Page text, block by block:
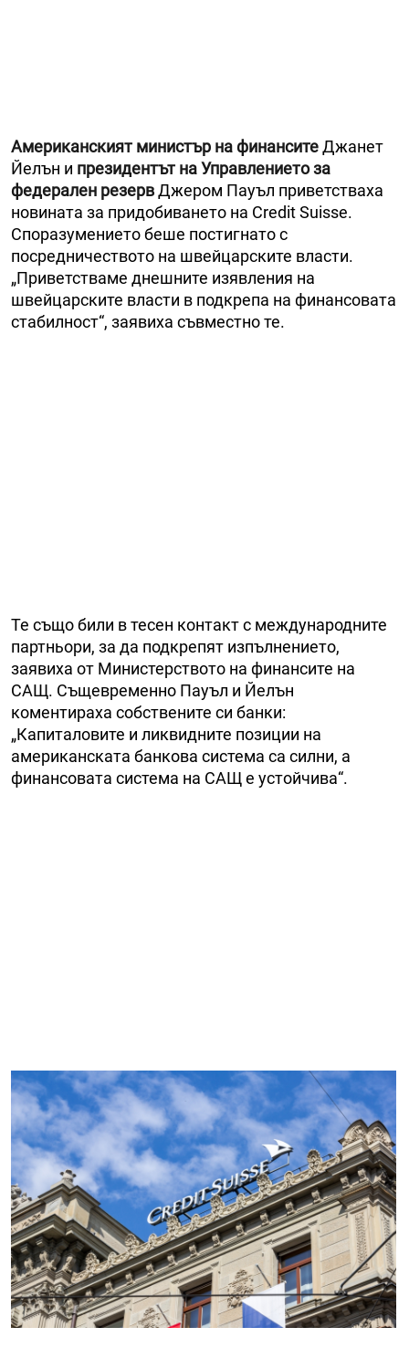
Американският министър на финанситеДжанет
Йелън и президентът на Управлението за
федерален резервДжером Пауъл приветстваха
новината за придобиването на Credit Suisse.
Споразумението беше постигнато с
посредничеството на швейцарските власти.
„Приветстваме днешните изявления на
швейцарските власти в подкрепа на финансовата
стабилност“, заявиха съвместно те.
Те също били в тесен контакт с международните
партньори, за да подкрепят изпълнението,
заявиха от Министерството на финансите на
САЩ. Същевременно Пауъл и Йелън
коментираха собствените си банки:
„Капиталовите и ликвидните позиции на
американската банкова система са силни, а
финансовата система на САЩ е устойчива“.